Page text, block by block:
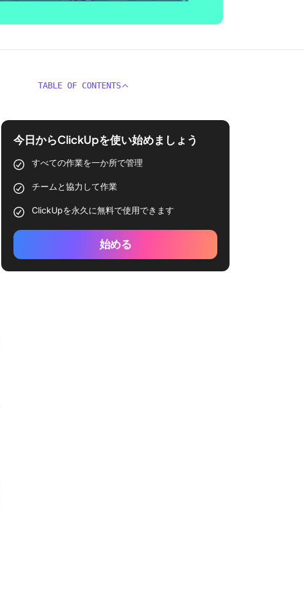
TABLE OF CONTENTS
今日からClickUpを使い始めましょう
すべての作業を一か所で管理
チームと協力して作業
ClickUpを永久に無料で使用できます
始める